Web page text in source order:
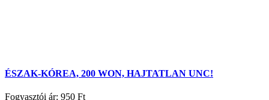
ÉSZAK-KÓREA, 200 WON, HAJTATLAN UNC!
Fogyasztói ár: 950 Ft